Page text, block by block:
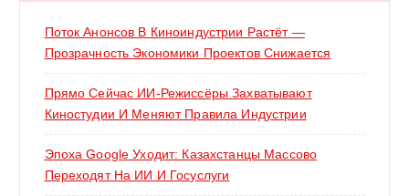
Поток Анонсов В Киноиндустрии Растёт —
Прозрачность Экономики Проектов Снижается
Прямо Сейчас ИИ-Режиссёры Захватывают
Киностудии И Меняют Правила Индустрии
Эпоха Google Уходит: Казахстанцы Массово
Переходят На ИИ И Госуслуги